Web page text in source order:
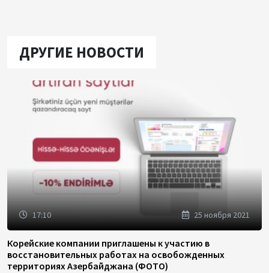
ДРУГИЕ НОВОСТИ
17:10 25 ноября 2021
Корейские компании приглашены к участию в
восстановительных работах на освобожденных
территориях Азербайджана (ФОТО)